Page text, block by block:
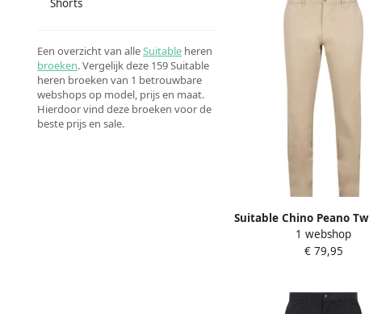
Shorts
Een overzicht van alleSuitable heren
broeken. Vergelijk deze 159 Suitable
heren broeken van 1 betrouwbare
webshops op model, prijs en maat.
Hierdoor vind deze broeken voor de
beste prijs en sale.
Suitable Chino Peano
1 webshop
€ 79,95